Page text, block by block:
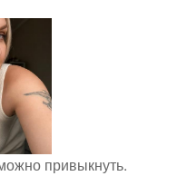
привыкнуть.